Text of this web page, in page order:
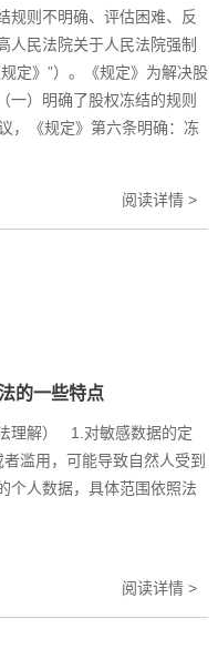
规则不明确、评估困难、反
人民法院关于人民法院强制
定》”）。《规定》为解决股
）明确了股权冻结的规则
，《规定》第六条明确：冻
阅读详情 >
的一些特点
理解） 1.对敏感数据的定
滥用，可能导致自然人受到
个人数据，具体范围依照法
定确定。
阅读详情 >